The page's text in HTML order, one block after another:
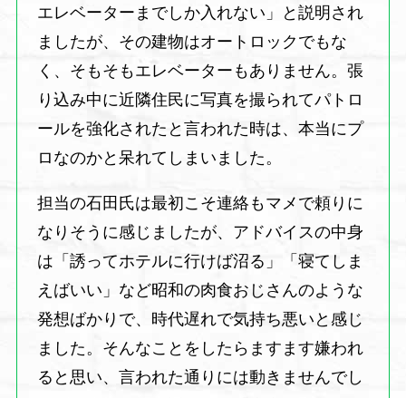
エレベーターまでしか入れない」と説明され
ましたが、その建物はオートロックでもな
く、そもそもエレベーターもありません。張
り込み中に近隣住民に写真を撮られてパトロ
ールを強化されたと言われた時は、本当にプ
ロなのかと呆れてしまいました。
担当の石田氏は最初こそ連絡もマメで頼りに
なりそうに感じましたが、アドバイスの中身
は「誘ってホテルに行けば沼る」「寝てしま
えばいい」など昭和の肉食おじさんのような
発想ばかりで、時代遅れで気持ち悪いと感じ
ました。そんなことをしたらますます嫌われ
ると思い、言われた通りには動きませんでし